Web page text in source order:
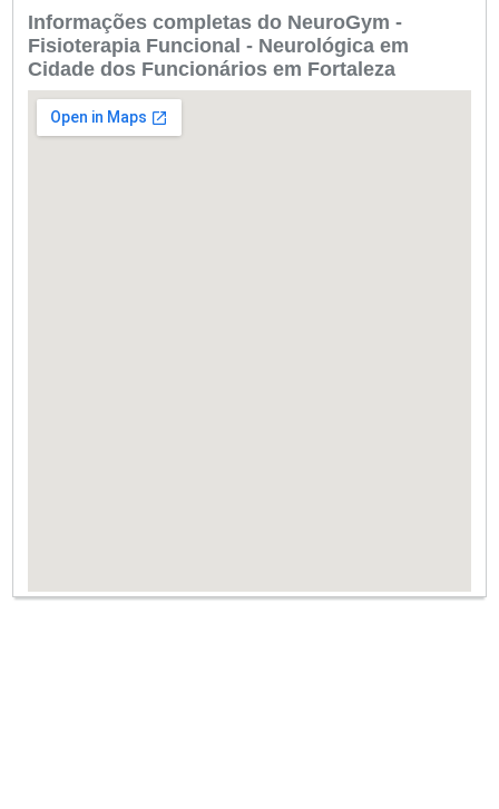
Informações completas do NeuroGym -
Fisioterapia Funcional - Neurológica em
Cidade dos Funcionários em Fortaleza